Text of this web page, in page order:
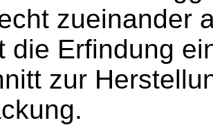
zueinander
die Erfindung
zur